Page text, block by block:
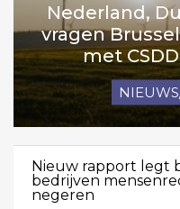
Nederland,
vragen
met
Nieuw rapport legt
bedrijven
negeren